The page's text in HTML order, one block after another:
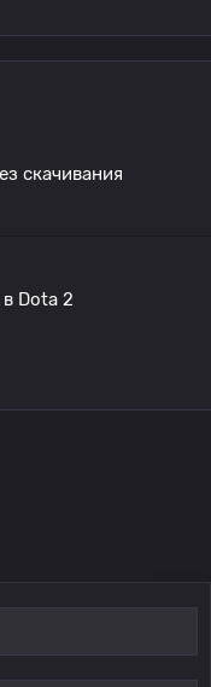
скачивания
Dota 2